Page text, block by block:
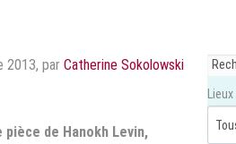
2013, par Catherine Sokolowski
de Hanokh Levin,
Lieux